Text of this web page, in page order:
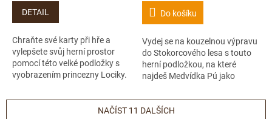
DETAIL
Chraňte své karty při hře a
vylepšete svůj herní prostor
pomocí této velké podložky s
vyobrazením princezny Lociky.
Do košíku
Vydej se na kouzelnou výpravu
do Stokorcového lesa s touto
herní podložkou, na které
najdeš Medvídka Pú jako
Tato oficiální herní podložka ti
poskytne...
NAČÍST 11 DALŠÍCH